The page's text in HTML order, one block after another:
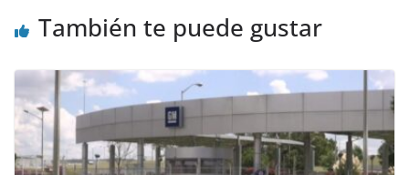
También te puede gustar